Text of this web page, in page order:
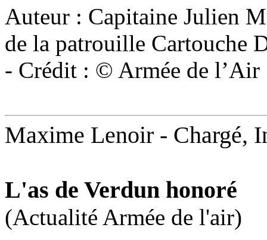
Auteur : Capitaine Julien
de la patrouille Cartouche
- Crédit : © Armée de l’Air
Maxime Lenoir - Chargé,
L'as de Verdun honoré
(Actualité Armée de l'air)